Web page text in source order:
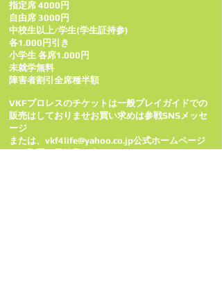
指定席 4000円
自由席 3000円
中校生以上/学生(学生証持参)
各1.000円引き
小学生 各席1.000円
未就学無料
障害者割引全席種半額
VKFプロレスのチケットは一般プレイガイドでの
販売はしておりませお買い求めは参戦SNSメッセ
ージ
または、vkf4life@yahoo.co.jp公式ホームページ